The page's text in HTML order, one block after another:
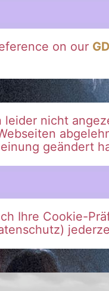
on our
leider nicht
geändert
Ihre Cookie-